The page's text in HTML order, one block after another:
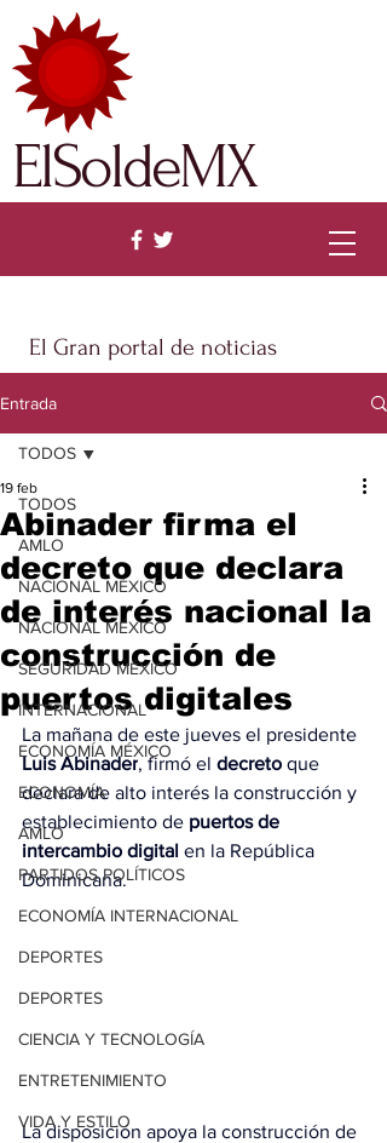
El Gran portal de noticias
ElSoldeMX
Entrada
TODOS
AMLO
NACIONAL MÉXICO
NACIONAL MÉXICO
SEGURIDAD MÉXICO
INTERNACIONAL
ECONOMÍA MÉXICO
ECONOMÍA
AMLO
PARTIDOS POLÍTICOS
ECONOMÍA INTERNACIONAL
DEPORTES
DEPORTES
CIENCIA Y TECNOLOGÍA
ENTRETENIMIENTO
VIDA Y ESTILO
TODOS
Abinader firma el
decreto que declara
de interés nacional la
construcción de
puertos digitales
19 feb
La mañana de este jueves el presidente
Luis Abinader, firmó el decreto que
declara de alto interés la construcción y
establecimiento de puertos de
intercambio digital en la República
Dominicana.
La disposición apoya la construcción de